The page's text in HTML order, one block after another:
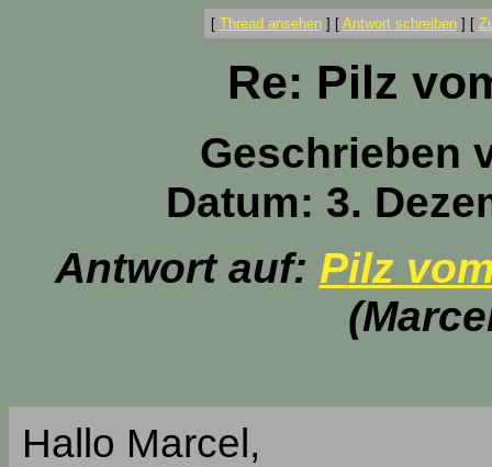
[ Thread ansehen] [ Antwort schreiben] [
Re: Pilz
Geschrieben
Datum: 3.
Antwort auf: Pilz
Hallo Marcel,